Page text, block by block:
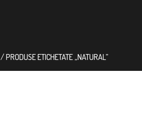
/ PRODUSE ETICHETATE „NATURAL”